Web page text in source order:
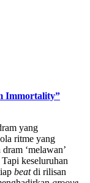
Immortality”
yang
ritme yang
‘melawan’
keseluruhan
beatdi rilisan